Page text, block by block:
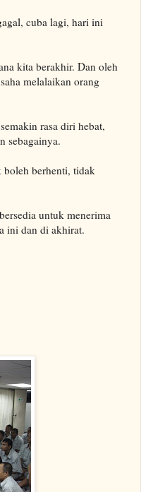
cuba lagi, hari ini
kita berakhir. Dan oleh
melalaikan orang
rasa diri hebat,
sebagainya.
boleh berhenti, tidak
untuk menerima
ini dan di akhirat.